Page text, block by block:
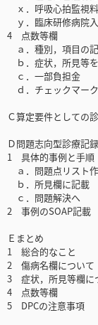
ｘ．呼吸心拍監視
ｙ．臨床研修病院
4 点数等欄
ａ．種別，項目の
ｂ．症状，所見等
ｃ．一部負担金
ｄ．チェックマー
Ｃ算定要件としての
Ｄ問題志向型診療記
1 具体的事例と手順
ａ．問題点リスト
ｂ．所見欄に記載
ｃ．問題解決へ
2 事例のSOAP記載
Ｅまとめ
1 総合的なこと
2 傷病名欄について
3 症状，所見等欄に
4 点数等欄
5 DPCの注意事項